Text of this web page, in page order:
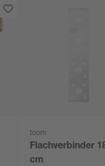
toom
Flachverbinder
cm